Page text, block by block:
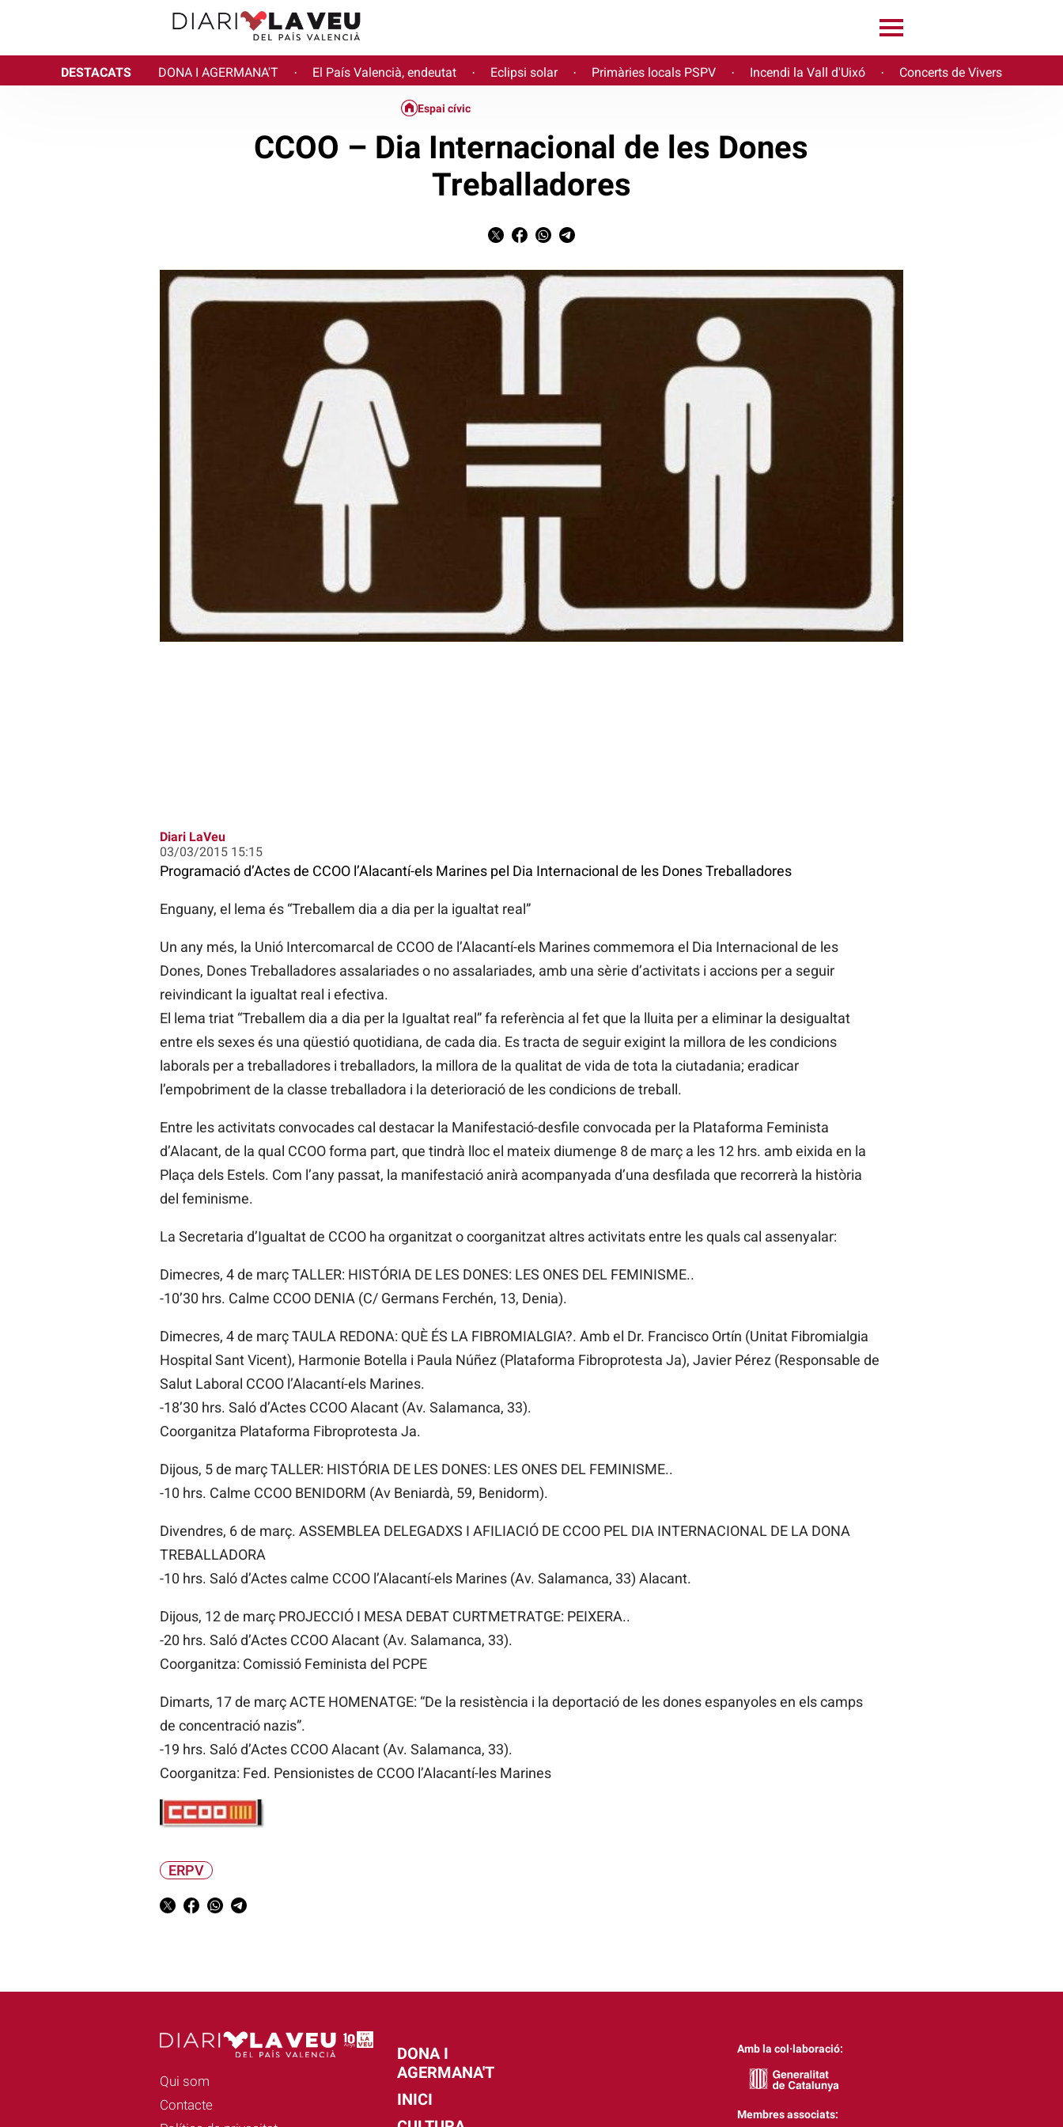
DESTACATS DONA I AGERMANA'T · El País Valencià, endeutat · Eclipsi solar · Primàries locals PSPV · Incendi la Vall d'Uixó · Concerts de Vivers
Espai cívic
CCOO – Dia Internacional de les Dones
Treballadores
Diari LaVeu
03/03/2015 15:15
Programació d’Actes de CCOO l’Alacantí-els Marines pel Dia Internacional de les Dones Treballadores
Enguany, el lema és “Treballem dia a dia per la igualtat real”
Un any més, la Unió Intercomarcal de CCOO de l’Alacantí-els Marines commemora el Dia Internacional de les
Dones, Dones Treballadores assalariades o no assalariades, amb una sèrie d’activitats i accions per a seguir
reivindicant la igualtat real i efectiva.
El lema triat “Treballem dia a dia per la Igualtat real” fa referència al fet que la lluita per a eliminar la desigualtat
entre els sexes és una qüestió quotidiana, de cada dia. Es tracta de seguir exigint la millora de les condicions
laborals per a treballadores i treballadors, la millora de la qualitat de vida de tota la ciutadania; eradicar
l’empobriment de la classe treballadora i la deterioració de les condicions de treball.
Entre les activitats convocades cal destacar la Manifestació-desfile convocada per la Plataforma Feminista
d’Alacant, de la qual CCOO forma part, que tindrà lloc el mateix diumenge 8 de març a les 12 hrs. amb eixida en la
Plaça dels Estels. Com l’any passat, la manifestació anirà acompanyada d’una desfilada que recorrerà la història
del feminisme.
La Secretaria d’Igualtat de CCOO ha organitzat o coorganitzat altres activitats entre les quals cal assenyalar:
Dimecres, 4 de març TALLER: HISTÓRIA DE LES DONES: LES ONES DEL FEMINISME..
-10’30 hrs. Calme CCOO DENIA (C/ Germans Ferchén, 13, Denia).
Dimecres, 4 de març TAULA REDONA: QUÈ ÉS LA FIBROMIALGIA?. Amb el Dr. Francisco Ortín (Unitat Fibromialgia
Hospital Sant Vicent), Harmonie Botella i Paula Núñez (Plataforma Fibroprotesta Ja), Javier Pérez (Responsable de
Salut Laboral CCOO l’Alacantí-els Marines.
-18’30 hrs. Saló d’Actes CCOO Alacant (Av. Salamanca, 33).
Coorganitza Plataforma Fibroprotesta Ja.
Dijous, 5 de març TALLER: HISTÓRIA DE LES DONES: LES ONES DEL FEMINISME..
-10 hrs. Calme CCOO BENIDORM (Av Beniardà, 59, Benidorm).
Divendres, 6 de març. ASSEMBLEA DELEGADXS I AFILIACIÓ DE CCOO PEL DIA INTERNACIONAL DE LA DONA
TREBALLADORA
-10 hrs. Saló d’Actes calme CCOO l’Alacantí-els Marines (Av. Salamanca, 33) Alacant.
Dijous, 12 de març PROJECCIÓ I MESA DEBAT CURTMETRATGE: PEIXERA..
-20 hrs. Saló d’Actes CCOO Alacant (Av. Salamanca, 33).
Coorganitza: Comissió Feminista del PCPE
Dimarts, 17 de març ACTE HOMENATGE: “De la resistència i la deportació de les dones espanyoles en els camps
de concentració nazis”.
-19 hrs. Saló d’Actes CCOO Alacant (Av. Salamanca, 33).
Coorganitza: Fed. Pensionistes de CCOO l’Alacantí-les Marines
ERPV
Qui som
Contacte
DONA I
AGERMANA'T
INICI
Amb la col·laboració:
Membres associats: